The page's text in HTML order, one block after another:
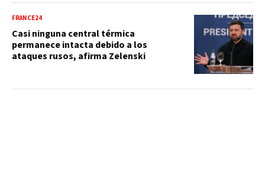
FRANCE24
Casi ninguna central térmica
permanece intacta debido a los
ataques rusos, afirma Zelenski